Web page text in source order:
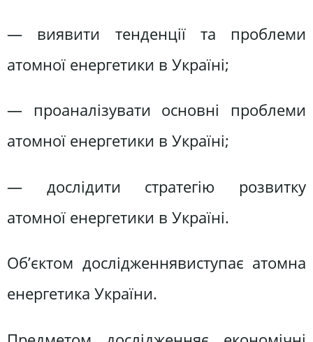
— виявити тенденції та проблеми
атомної енергетики в Україні;
— проаналізувати основні проблеми
атомної енергетики в Україні;
— дослідити стратегію розвитку
атомної енергетики в Україні.
Об’єктом дослідженнявиступає атомна
енергетика України.